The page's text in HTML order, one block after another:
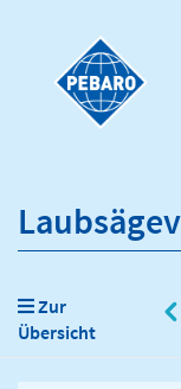
Zur
Übersicht